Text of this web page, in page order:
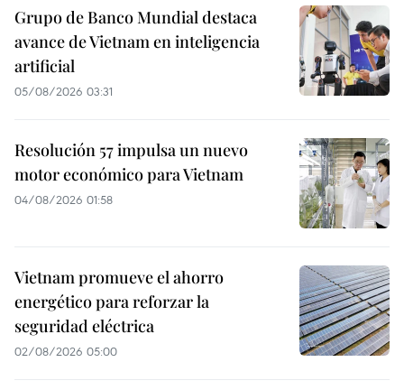
Grupo de Banco Mundial destaca
avance de Vietnam en inteligencia
artificial
05/08/2026 03:31
Resolución 57 impulsa un nuevo
motor económico para Vietnam
04/08/2026 01:58
Vietnam promueve el ahorro
energético para reforzar la
seguridad eléctrica
02/08/2026 05:00